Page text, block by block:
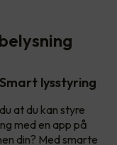
Smart lysstyring
at du kan styre
med en app på
din? Med smarte